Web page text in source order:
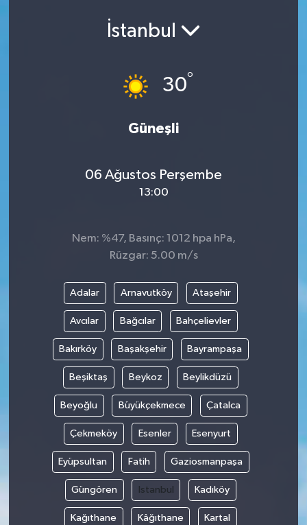
İstanbul
30°
Güneşli
06 Ağustos Perşembe
13:00
Nem: %47, Basınç: 1012 hpa hPa,
Rüzgar: 5.00 m/s
Adalar Arnavutköy Ataşehir
Avcılar Bağcılar Bahçelievler
Bakırköy Başakşehir Bayrampaşa
Beşiktaş Beykoz Beylikdüzü
Beyoğlu Büyükçekmece Çatalca
Çekmeköy Esenler Esenyurt
Eyüpsultan Fatih Gaziosmanpaşa
Güngören Istanbul Kadıköy
Kağıthane Kâğıthane Kartal